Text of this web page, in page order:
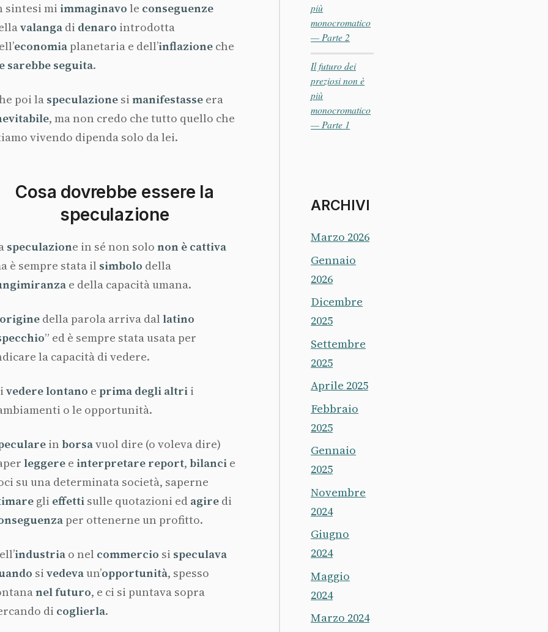
sintesi mi immaginavole conseguenze
valanga di denaro introdotta
economia planetaria e dell’inflazione che
sarebbe seguita.
poi la speculazione simanifestasse era
, ma non credo che tutto quello che
vivendo dipenda solo da lei.
Cosa dovrebbe essere la
speculazione
speculazione in sé non solonon è cattiva
è sempre stata ilsimbolo della
e della capacità umana.
origine della parola arriva dallatino
” ed è sempre stata usata per
la capacità di vedere.
vedere lontano eprima degli altri i
o le opportunità.
inborsavuol dire (o voleva dire)
leggere e interpretare report,bilanci e
su una determinata società, saperne
gli effetti sulle quotazioni ed agire di
per ottenerne un profitto.
industria o nel commercio si speculava
sivedevaun’opportunità, spesso
nel futuro, e ci si puntava sopra
di coglierla.
più
monocromatico
— Parte 2
Il futuro dei
preziosi non è
più
monocromatico
— Parte 1
ARCHIVI
Marzo 2026
Gennaio
2026
Dicembre
2025
Settembre
2025
Aprile 2025
Febbraio
2025
Gennaio
2025
Novembre
2024
Giugno
2024
Maggio
2024
Marzo 2024